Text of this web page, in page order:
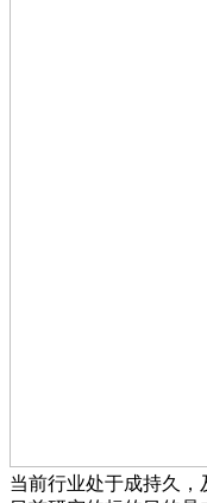
当前行业处于成持久